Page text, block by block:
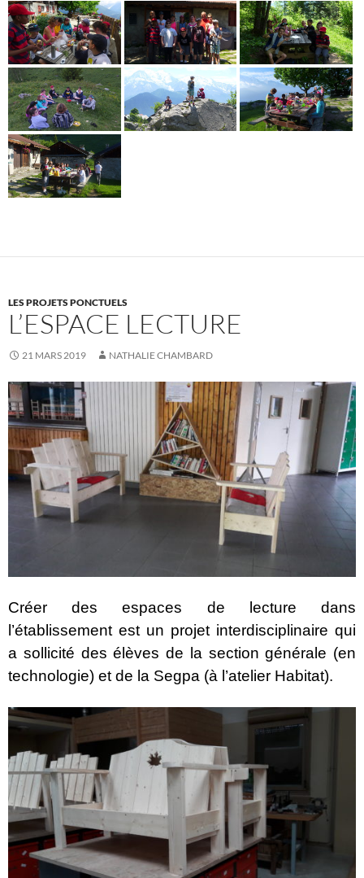
LES PROJETS PONCTUELS
L’ESPACE LECTURE
21 MARS 2019 NATHALIE CHAMBARD
Créer des espaces de lecture dans
l’établissement est un projet interdisciplinaire qui
a sollicité des élèves de la section générale (en
technologie) et de la Segpa (à l’atelier Habitat).